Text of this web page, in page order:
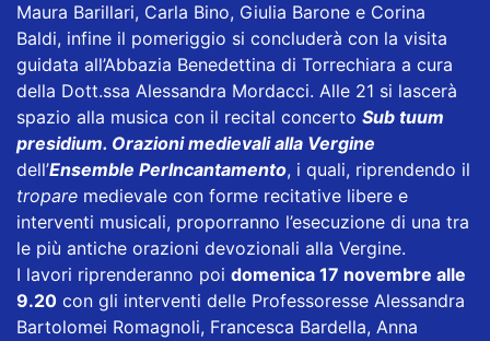
Maura Barillari, Carla Bino, Giulia Barone e Corina
Baldi, infine il pomeriggio si concluderà con la visita
guidata all’Abbazia Benedettina di Torrechiara a cura
della Dott.ssa Alessandra Mordacci. Alle 21 si lascerà
spazio alla musica con il recital concerto Sub tuum
presidium. Orazioni medievali alla Vergine
dell’Ensemble PerIncantamento, i quali, riprendendo il
tropare medievale con forme recitative libere e
interventi musicali, proporranno l’esecuzione di una tra
le più antiche orazioni devozionali alla Vergine.
I lavori riprenderanno poi domenica 17 novembre alle
9.20 con gli interventi delle Professoresse Alessandra
Bartolomei Romagnoli, Francesca Bardella, Anna